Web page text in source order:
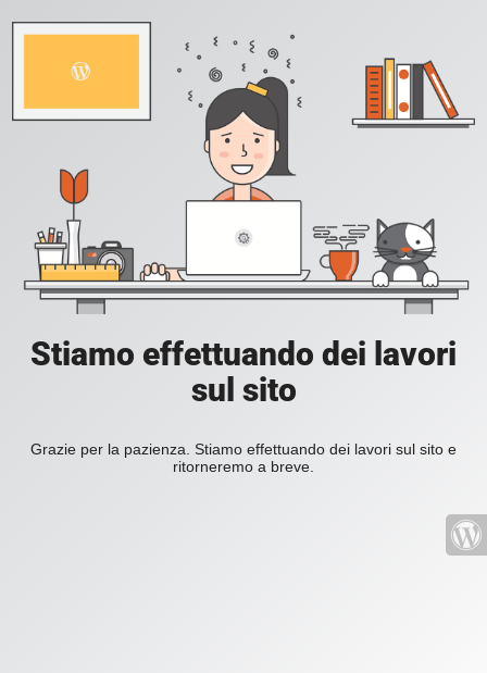
Stiamo effettuando dei lavori
sul sito
Grazie per la pazienza. Stiamo effettuando dei lavori sul sito e
ritorneremo a breve.